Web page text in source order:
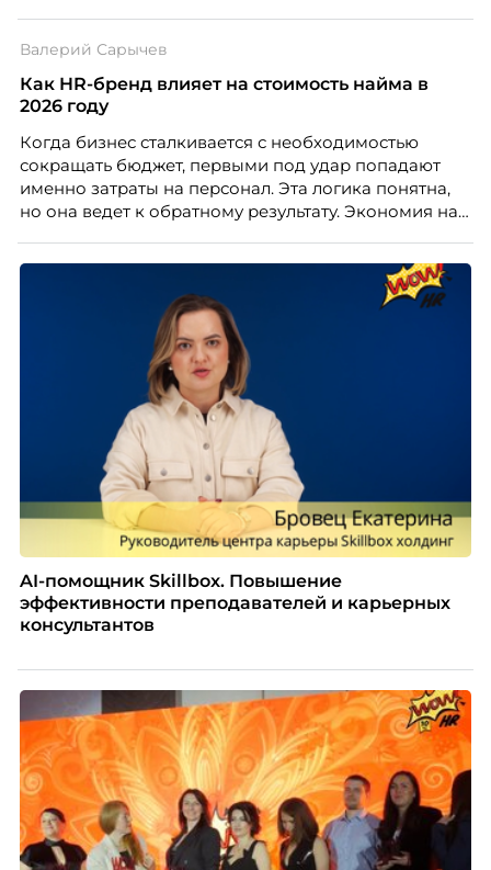
Чеснокова, HR-директор Right line.
Валерий Сарычев
Как HR-бренд влияет на стоимость найма в
2026 году
Когда бизнес сталкивается с необходимостью
сокращать бюджет, первыми под удар попадают
именно затраты на персонал. Эта логика понятна,
но она ведет к обратному результату. Экономия на
AI-помощник Skillbox. Повышение
эффективности преподавателей и карьерных
консультантов